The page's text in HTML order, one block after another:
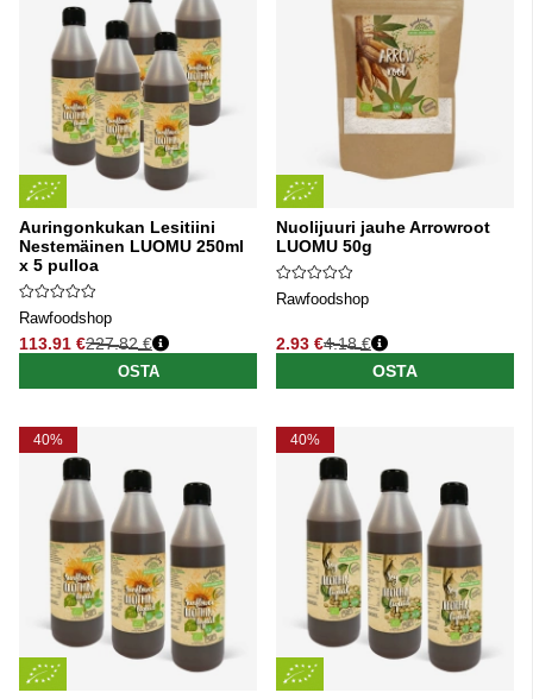
Auringonkukan Lesitiini
Nestemäinen LUOMU 250ml
x 5 pulloa
Rawfoodshop
113.91 €
Normaali hinta
227.82 €
OSTA
Nuolijuuri jauhe Arrowroot
LUOMU 50g
Rawfoodshop
2.93 €
Normaali hinta
4.18 €
OSTA
40% 40%